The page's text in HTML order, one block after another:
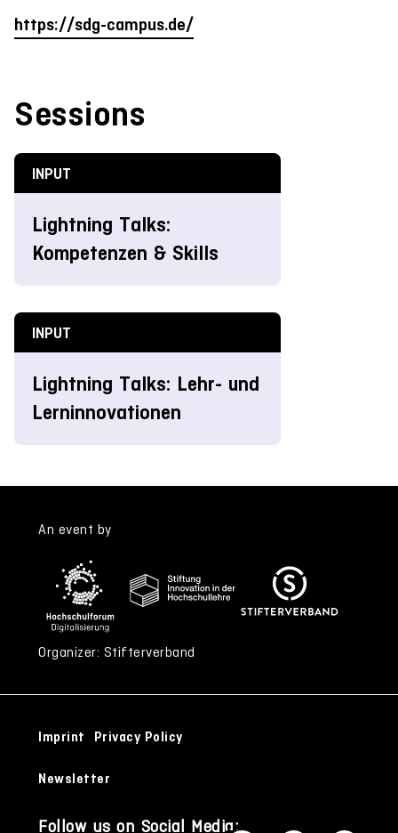
https://sdg-campus.de/
Sessions
INPUT
Lightning Talks:
Kompetenzen & Skills
INPUT
Lightning Talks: Lehr- und
Lerninnovationen
An event by
Organizer: Stifterverband
Imprint Privacy Policy
Newsletter
Follow us on Social Media: